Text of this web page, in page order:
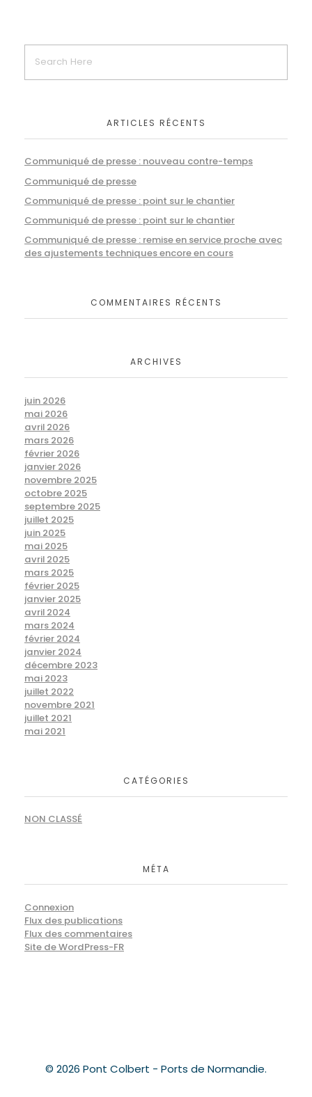
ARTICLES RÉCENTS
Communiqué de presse : nouveau contre-temps
Communiqué de presse
Communiqué de presse : point sur le chantier
Communiqué de presse : point sur le chantier
Communiqué de presse : remise en service proche avec
des ajustements techniques encore en cours
COMMENTAIRES RÉCENTS
ARCHIVES
juin 2026
mai 2026
avril 2026
mars 2026
février 2026
janvier 2026
novembre 2025
octobre 2025
septembre 2025
juillet 2025
juin 2025
mai 2025
avril 2025
mars 2025
février 2025
janvier 2025
avril 2024
mars 2024
février 2024
janvier 2024
décembre 2023
mai 2023
juillet 2022
novembre 2021
juillet 2021
mai 2021
CATÉGORIES
NON CLASSÉ
MÉTA
Connexion
Flux des publications
Flux des commentaires
Site de WordPress-FR
© 2026 Pont Colbert - Ports de Normandie.